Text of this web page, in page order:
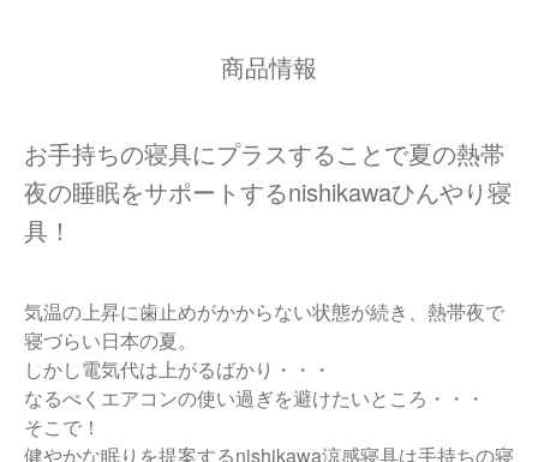
商品情報
お手持ちの寝具にプラスすることで夏の熱帯
夜の睡眠をサポートするnishikawaひんやり寝
具！
気温の上昇に歯止めがかからない状態が続き、熱帯夜で
寝づらい日本の夏。
しかし電気代は上がるばかり・・・
なるべくエアコンの使い過ぎを避けたいところ・・・
そこで！
健やかな眠りを提案するnishikawa涼感寝具は手持ちの寝